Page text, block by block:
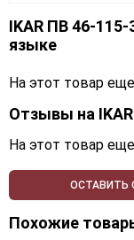
IKAR ПВ 46-
языке
На этот товар
Отзывы на
На этот товар
ОСТАВИТЬ
Похожие